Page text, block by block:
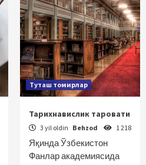
Туташ томирлар
Тарихнавислик таровати
3 yil oldin Behzod 1 218
Яқинда Ўзбекистон
Фанлар академиясида